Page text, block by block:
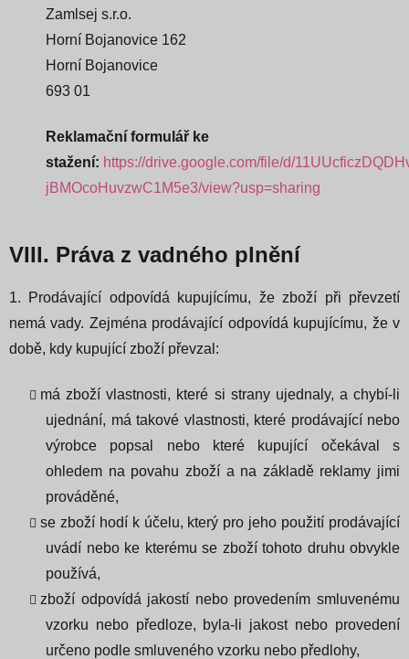
Zamlsej s.r.o.
Horní Bojanovice 162
Horní Bojanovice
693 01
Reklamační formulář ke
stažení: https://drive.google.com/file/d/
jBMOcoHuvzwC1M5e3/view?usp=sharing
VIII. Práva z vadného plnění
1. Prodávající odpovídá kupujícímu, že zboží při převzetí
nemá vady. Zejména prodávající odpovídá kupujícímu, že v
době, kdy kupující zboží převzal:
má zboží vlastnosti, které si strany ujednaly, a chybí-li
ujednání, má takové vlastnosti, které prodávající nebo
výrobce popsal nebo které kupující očekával s
ohledem na povahu zboží a na základě reklamy jimi
prováděné,
se zboží hodí k účelu, který pro jeho použití prodávající
uvádí nebo ke kterému se zboží tohoto druhu obvykle
používá,
zboží odpovídá jakostí nebo provedením smluvenému
vzorku nebo předloze, byla-li jakost nebo provedení
určeno podle smluveného vzorku nebo předlohy,